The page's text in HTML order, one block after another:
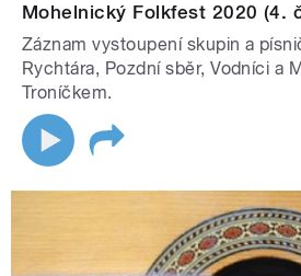
Mohelnický Folkfest 2020 (4.
Záznam vystoupení skupin a
Rychtára, Pozdní sběr, Vodníci a
Troníčkem.